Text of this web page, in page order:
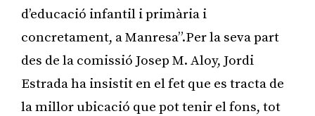
d’educació infantil i primària i
concretament, a Manresa”.Per la seva part
des de la comissió Josep M. Aloy, Jordi
Estrada ha insistit en el fet que es tracta de
la millor ubicació que pot tenir el fons, tot